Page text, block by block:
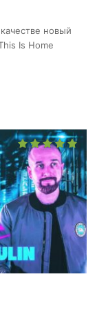
новый
Is Home